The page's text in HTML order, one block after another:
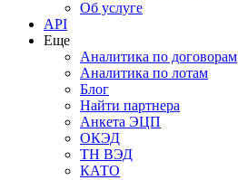
Об услуге
API
Еще
Аналитика по договорам
Аналитика по лотам
Блог
Найти партнера
Анкета ЭЦП
ОКЭД
ТН ВЭД
КАТО